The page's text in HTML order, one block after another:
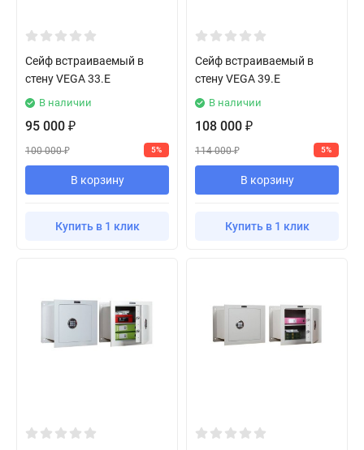
Сейф встраиваемый в
стену VEGA 33.E
В наличии
95 000 ₽
100 000₽ 5%
В корзину
Купить в 1 клик
Сейф встраиваемый в
стену VEGA 39.E
В наличии
108 000 ₽
114 000₽ 5%
В корзину
Купить в 1 клик